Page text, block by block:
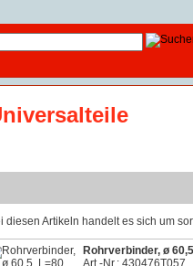
diesen Artikeln handelt es sich um
Rohrverbinder, ø
Art.-Nr.: 430476T057